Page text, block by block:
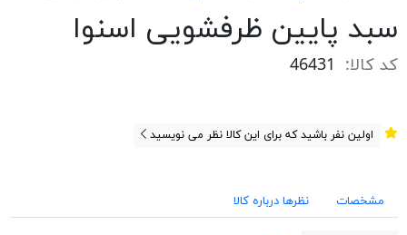
سبد پايين ظرفشويی اسنوا
کد کالا: 46431
اولین نفر باشید که برای این کالا نظر می نویسید
مشخصات نظرها درباره کالا